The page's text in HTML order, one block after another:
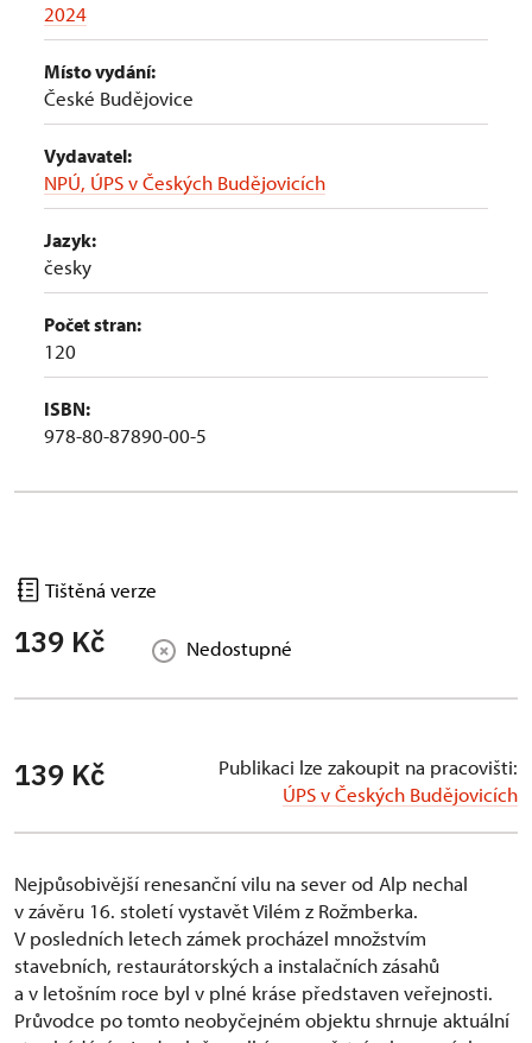
2024
Místo vydání:
České Budějovice
Vydavatel:
NPÚ, ÚPS v Českých Budějovicích
Jazyk:
česky
Počet stran:
120
ISBN:
978-80-87890-00-5
Tištěná verze
139 Kč Nedostupné
139 Kč
Publikaci lze zakoupit na pracovišti:
ÚPS v Českých Budějovicích
Nejpůsobivější renesanční vilu na sever od Alp nechal
v závěru 16. století vystavět Vilém z Rožmberka.
V posledních letech zámek procházel množstvím
stavebních, restaurátorských a instalačních zásahů
a v letošním roce byl v plné kráse představen veřejnosti.
Průvodce po tomto neobyčejném objektu shrnuje aktuální